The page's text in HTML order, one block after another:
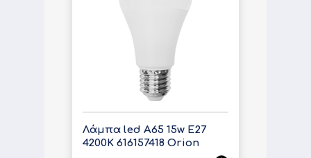
Λάμπα led A65 15w E27
4200K 616157418 Orion